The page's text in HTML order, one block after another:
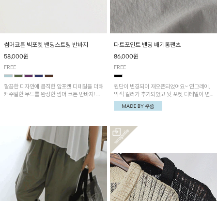
썸머코튼 빅포켓 밴딩스트링 반바지
58,000원
FREE
깔끔한 디자인에 큼직한 앞포켓 디테일을 더해
캐주얼한 무드를 완성한 썸머 코튼 반바지! 허
다트포인트 밴딩 배기통팬츠
86,000원
FREE
원단이 변경되어 재오픈되었어요~ 연그레이,
먹색 컬러가 추가되었고 뒷 포켓 디테일이 변
경되었습니다~가볍고 시원하게 착용되는 배
기통팬츠! 허리밴딩과 여유로운 통으로 편안해